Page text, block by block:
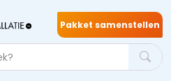
Pakket samenstellen